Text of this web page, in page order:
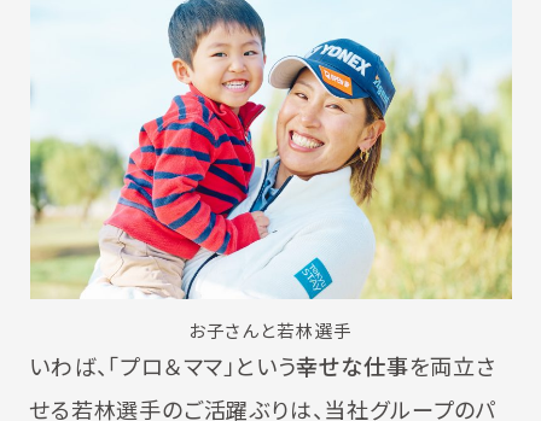
お子さんと若林選手
いわば、「プロ＆ママ」という幸せな仕事を両立さ
せる若林選手のご活躍ぶりは、当社グループのパ